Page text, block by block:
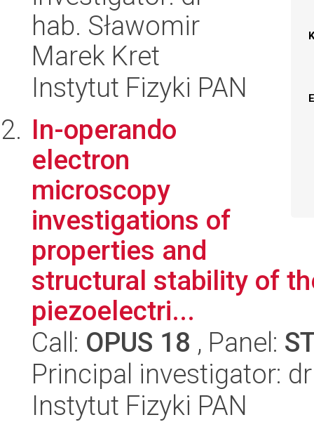
hab. Sławomir
Marek Kret
Instytut Fizyki PAN
In-operando
electron
microscopy
investigations of
properties and
structural stability of
piezoelectri...
Call: OPUS 18 , Panel:
Principal investigator:
Instytut Fizyki PAN